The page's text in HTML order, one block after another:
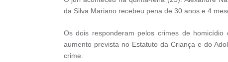
da Silva Mariano recebeu pena de 30 anos e 4
Os dois responderam pelos crimes de
aumento prevista no Estatuto da Criança e do
crime.